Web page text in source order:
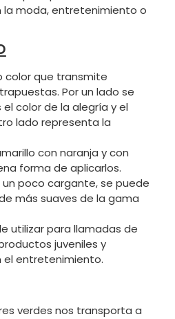
la moda, entretenimiento o
color que transmite
Por un lado se
color de la alegría y el
lado representa la
con naranja y con
forma de aplicarlos.
poco cargante, se puede
más suaves de la gama
utilizar para llamadas de
juveniles y
el entretenimiento.
verdes nos transporta a